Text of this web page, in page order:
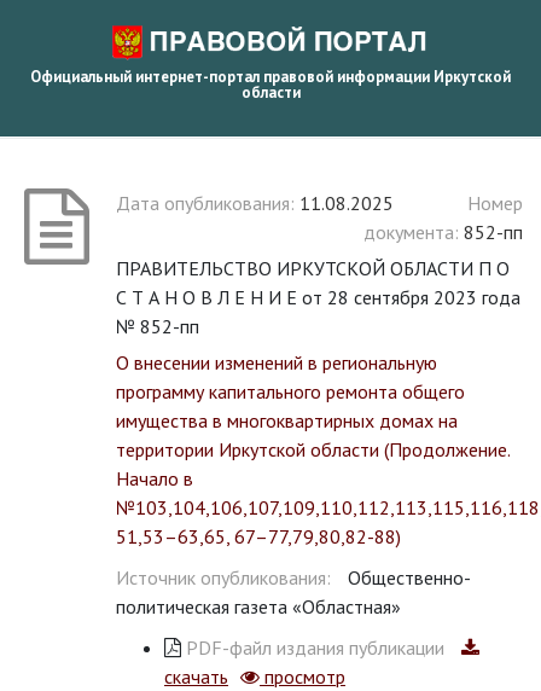
Официальный интернет-портал правовой информации Иркутской
области
Дата опубликования: 11.08.2025
Номер
документа: 852-пп
ПРАВИТЕЛЬСТВО ИРКУТСКОЙ ОБЛАСТИ П О
С Т А Н О В Л Е Н И Е от 28 сентября 2023 года
№ 852-пп
О внесении изменений в региональную
программу капитального ремонта общего
имущества в многоквартирных домах на
территории Иркутской области (Продолжение.
Начало в
51,53–63,65, 67–77,79,80,82-88)
Источник опубликования:
Общественно-
политическая газета «Областная»
PDF-файл издания публикации
скачать
просмотр